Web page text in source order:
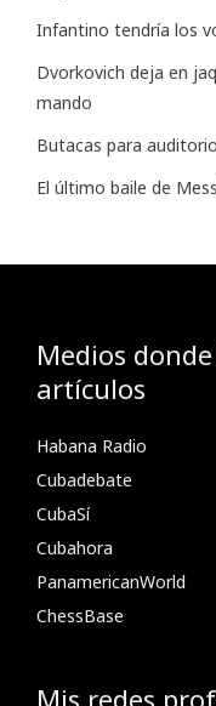
Infantino tendría los
Dvorkovich deja en
mando
Butacas para
El último baile de
Medios
artículos
Habana Radio
Cubadebate
CubaSí
Cubahora
PanamericanWorld
ChessBase
Mis redes